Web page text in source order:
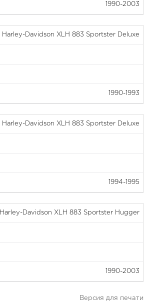
1990-2003
Harley-Davidson XLH 883 Sportster Deluxe
1990-1993
Harley-Davidson XLH 883 Sportster Deluxe
1994-1995
Harley-Davidson XLH 883 Sportster Hugger
1990-2003
Версия для печати